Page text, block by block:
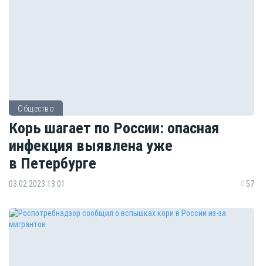
Общество
Корь шагает по России: опасная
инфекция выявлена уже
в Петербурге
03.02.2023 13:01 57